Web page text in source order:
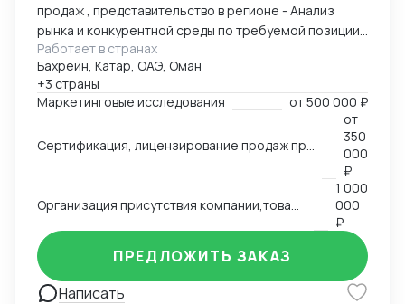
продаж , представительство в регионе - Анализ
рынка и конкурентной среды по требуемой позиции/
группе товаров, обзор и анализ цен, конкурирующих
брендов, конкурентов по группам, обзор трендов,
национальных особенностей и традиции, основных
груп потребителей на региональных рынках. swot
продукции, адоптация к условиям и требованиям
дистрибутов, партнеров - Представление интересов
Вашей компании в регионе
Работает в странах
Бахрейн, Катар, ОАЭ, Оман
+3 страны
Маркетинговые исследования
от500 000 ₽
от
350
000
₽
Организация присутствия компании,товаров, услуг на международном рынке, запуск продаж
1 000
000
₽
Написать
ПРЕДЛОЖИТЬ ЗАКАЗ